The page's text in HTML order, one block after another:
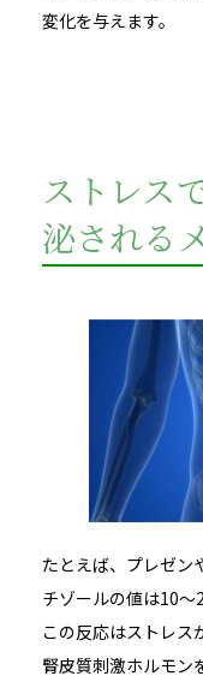
変化を与えます。
ストレス
泌される
たとえば、プレゼン
チゾールの値は10〜
この反応はストレス
腎皮質刺激ホルモン